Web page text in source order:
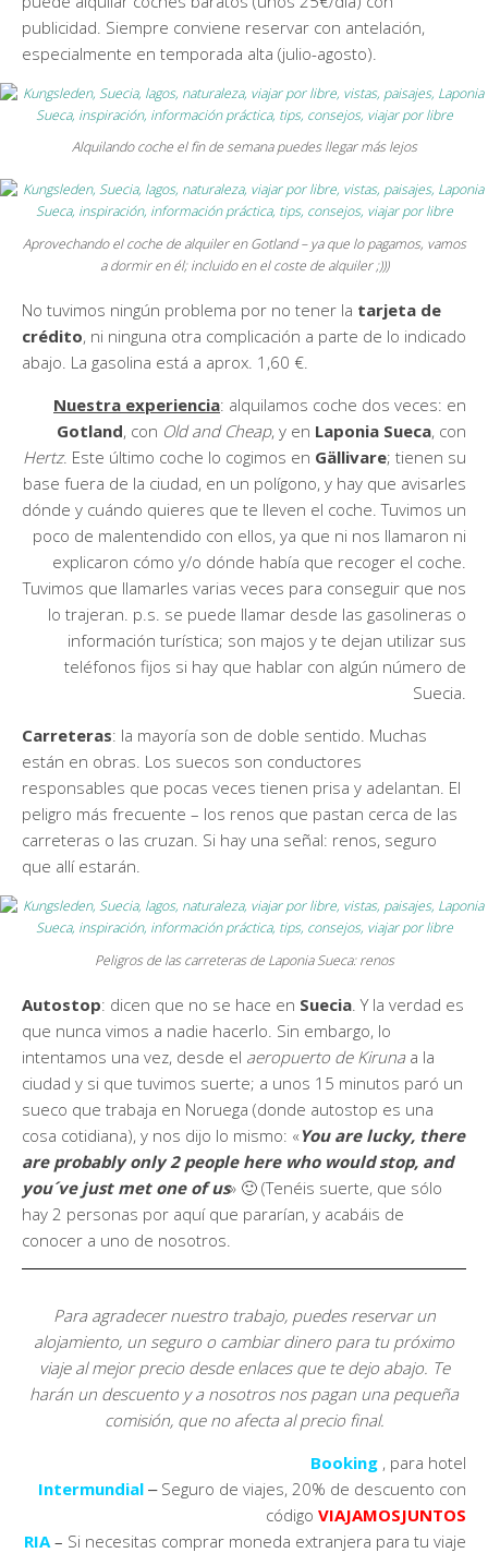
publicidad. Siempre conviene reservar con antelación,
especialmente en temporada alta (julio-agosto).
Alquilando coche el fin de semana puedes llegar más lejos
Aprovechando el coche de alquiler en Gotland – ya que lo pagamos, vamos
a dormir en él; incluido en el coste de alquiler ;)))
No tuvimos ningún problema por no tener la tarjeta de
crédito, ni ninguna otra complicación a parte de lo indicado
abajo. La gasolina está a aprox. 1,60 €.
Nuestra experiencia: alquilamos coche dos veces: en
Gotland, con Old and Cheap, y en Laponia Sueca, con
Hertz. Este último coche lo cogimos en Gällivare; tienen su
base fuera de la ciudad, en un polígono, y hay que avisarles
dónde y cuándo quieres que te lleven el coche. Tuvimos un
poco de malentendido con ellos, ya que ni nos llamaron ni
explicaron cómo y/o dónde había que recoger el coche.
Tuvimos que llamarles varias veces para conseguir que nos
lo trajeran. p.s. se puede llamar desde las gasolineras o
información turística; son majos y te dejan utilizar sus
teléfonos fijos si hay que hablar con algún número de
Suecia.
Carreteras: la mayoría son de doble sentido. Muchas
están en obras. Los suecos son conductores
responsables que pocas veces tienen prisa y adelantan. El
peligro más frecuente – los renos que pastan cerca de las
carreteras o las cruzan. Si hay una señal: renos, seguro
que allí estarán.
Peligros de las carreteras de Laponia Sueca: renos
Autostop: dicen que no se hace en Suecia . Y la verdad es
que nunca vimos a nadie hacerlo. Sin embargo, lo
intentamos una vez, desde el aeropuerto de Kirunaa la
ciudad y si que tuvimos suerte; a unos 15 minutos paró un
sueco que trabaja en Noruega (donde autostop es una
cosa cotidiana), y nos dijo lo mismo: «You are lucky, there
are probably only 2 people here who would stop, and
you´ve just met one of us» 🙂 (Tenéis suerte, que sólo
hay 2 personas por aquí que pararían, y acabáis de
conocer a uno de nosotros.
Para agradecer nuestro trabajo, puedes reservarun
alojamiento, un seguro o cambiar dinero para tu próximo
viaje al mejor precio desde enlaces que te dejo abajo. Te
harán un descuento y a nosotros nos pagan una pequeña
comisión, que no afecta al precio final.
Booking , para hotel
Intermundial – Seguro de viajes, 20% de descuento con
código VIAJAMOSJUNTOS
RIA – Si necesitas comprar moneda extranjera para tu viaje